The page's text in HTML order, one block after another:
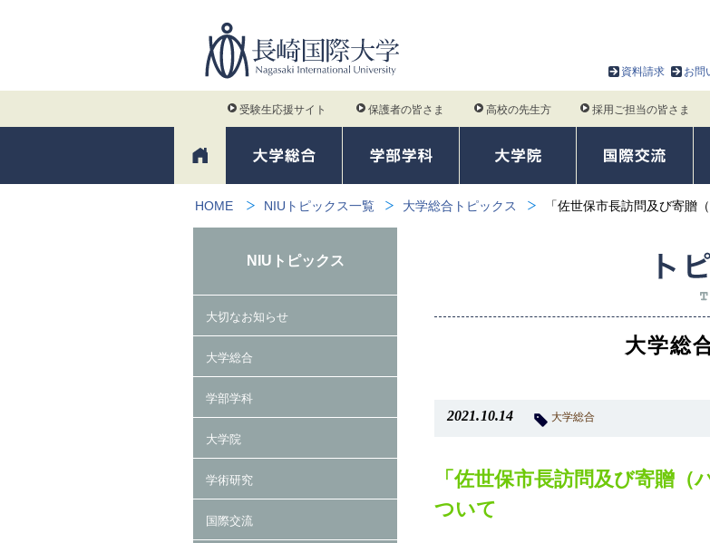
資料請求
お問
受験生応援サイト 保護者の皆さま 高校の先生方 採用ご担当の皆さま
HOME NIUトピックス一覧 大学総合トピックス 「佐世保市長訪問及び寄贈
大学総
2021.10.14 大学総合
「佐世保市長訪問及び寄贈
ついて
NIUトピックス
大切なお知らせ
大学総合
学部学科
大学院
学術研究
国際交流